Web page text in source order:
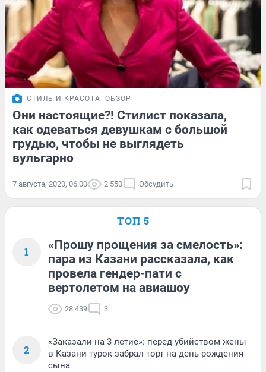
СТИЛЬ И КРАСОТА ОБЗОР
Они настоящие?! Стилист показала,
как одеваться девушкам с большой
грудью, чтобы не выглядеть
вульгарно
7 августа, 2020, 06:00 2 550 Обсудить
ТОП 5
1
«Прошу прощения за смелость»:
пара из Казани рассказала, как
провела гендер-пати с
вертолетом на авиашоу
28 439 3
2
«Заказали на 3-летие»: перед убийством жены
в Казани турок забрал торт на день рождения
сына